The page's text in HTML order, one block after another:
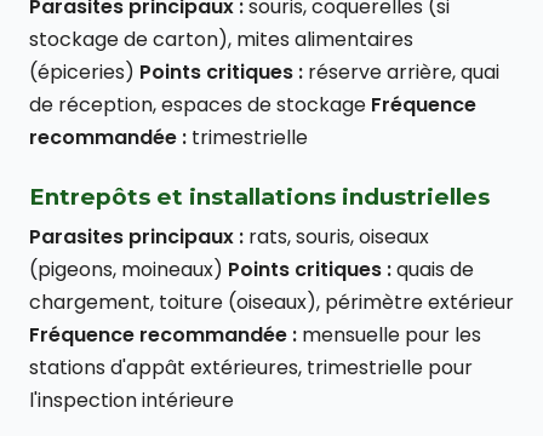
Parasites principaux :souris, coquerelles (si
stockage de carton), mites alimentaires
(épiceries) Points critiques : réserve arrière, quai
de réception, espaces de stockage Fréquence
recommandée : trimestrielle
Entrepôts et installations industrielles
Parasites principaux : rats, souris, oiseaux
(pigeons, moineaux) Points critiques :quais de
chargement, toiture (oiseaux), périmètre extérieur
Fréquence recommandée : mensuelle pour les
stations d'appât extérieures, trimestrielle pour
l'inspection intérieure